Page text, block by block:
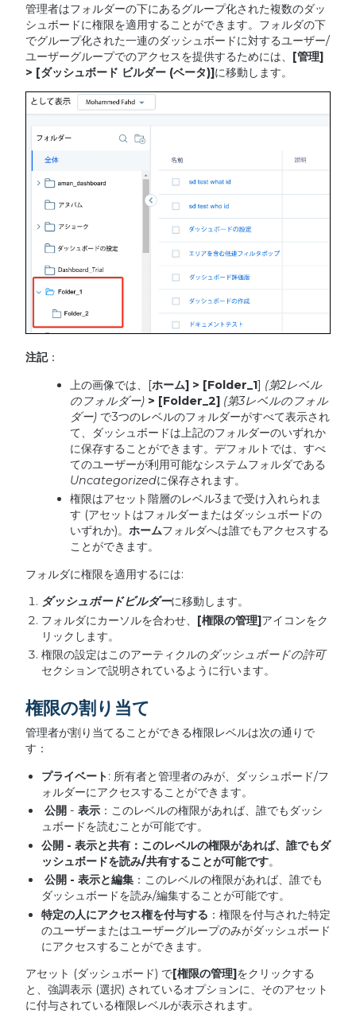
管理者はフォルダーの下にあるグループ化された複数のダッ
シュボードに権限を適用することができます。フォルダの下
でグループ化された一連のダッシュボードに対するユーザー/
ユーザーグループでのアクセスを提供するためには、 [管理]
> [ダッシュボード ビルダー(ベータ)]に移動します。
注記：
上の画像では、[ホーム] > [Folder_1] (第2レベル
のフォルダー) > [Folder_2] (第3レベルのフォル
ダー)で3つのレベルのフォルダーがすべて表示され
て、ダッシュボードは上記のフォルダーのいずれか
に保存することができます。デフォルトでは、すべ
てのユーザーが利用可能なシステムフォルダである
Uncategorizedに保存されます。
権限はアセット階層のレベル3まで受け入れられま
す (アセットはフォルダーまたはダッシュボードの
いずれか)。 ホームフォルダへは誰でもアクセスする
ことができます。
フォルダに権限を適用するには:
ダッシュボードビルダーに移動します。
フォルダにカーソルを合わせ、 [権限の管理]アイコンをク
リックします。
権限の設定はこのアーティクルのダッシュボードの許可
セクションで説明されているように行います。
権限の割り当て
管理者が割り当てることができる権限レベルは次の通りで
す：
プライベート: 所有者と管理者のみが、ダッシュボード/フ
ォルダーにアクセスすることができます。
公開 - 表示：このレベルの権限があれば、誰でもダッシ
ュボードを読むことが可能です。
公開- 表示と共有：このレベルの権限があれば、誰でもダ
ッシュボードを読み/共有することが可能です。
公開 - 表示と編集：このレベルの権限があれば、誰でも
ダッシュボードを読み/編集することが可能です。
特定の人にアクセス権を付与する ：権限を付与された特定
のユーザーまたはユーザーグループのみがダッシュボード
にアクセスすることができます。
アセット (ダッシュボード) で[権限の管理] をクリックする
と、強調表示 (選択) されているオプションに、そのアセット
に付与されている権限レベルが表示されます。